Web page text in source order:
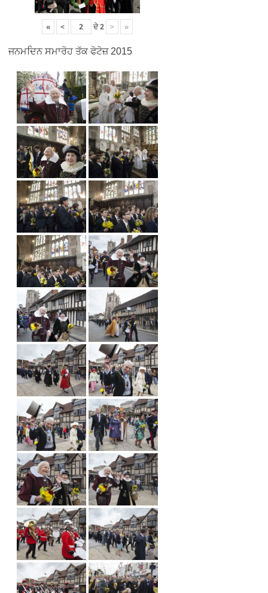
« < ਦੇ2 > »
ਜਨਮਦਿਨ ਸਮਾਰੋਹ ਤੱਕ ਫੋਟੋਜ਼ 2015